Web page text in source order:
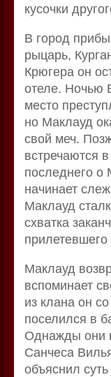
кусочки
В город
рыцарь,
Крюгера он
отеле. Ночью
место
но Маклауд
свой меч.
встречаются
последнего о
начинает
Маклауд
схватка
прилетевшего
Маклауд
вспоминает
из клана он
поселился в
Однажды они
Санчеса
объяснил